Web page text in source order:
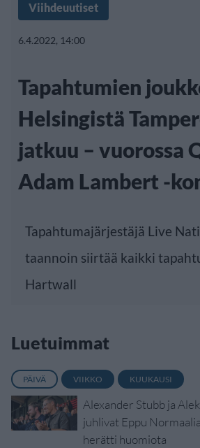
Viihdeuutiset
6.4.2022, 14:00
Tapahtumien
Helsingistä
jatkuu – vuorossa
Adam Lambert -
Tapahtumajärjestäjä Live
taannoin siirtää kaikki
Hartwall
Luetuimmat
PÄIVÄ VIIKKO KUUKAUSI
Alexander Stubb ja
juhlivat Eppu
herätti huomiota